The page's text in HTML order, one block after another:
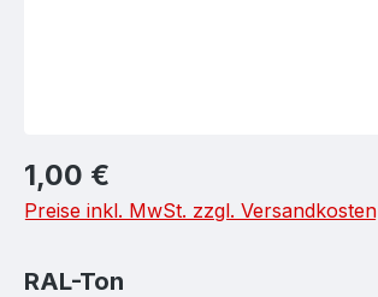
Regulärer Preis:
1,00 €
Preise inkl. MwSt. zzgl. Versandkosten
RAL-Ton